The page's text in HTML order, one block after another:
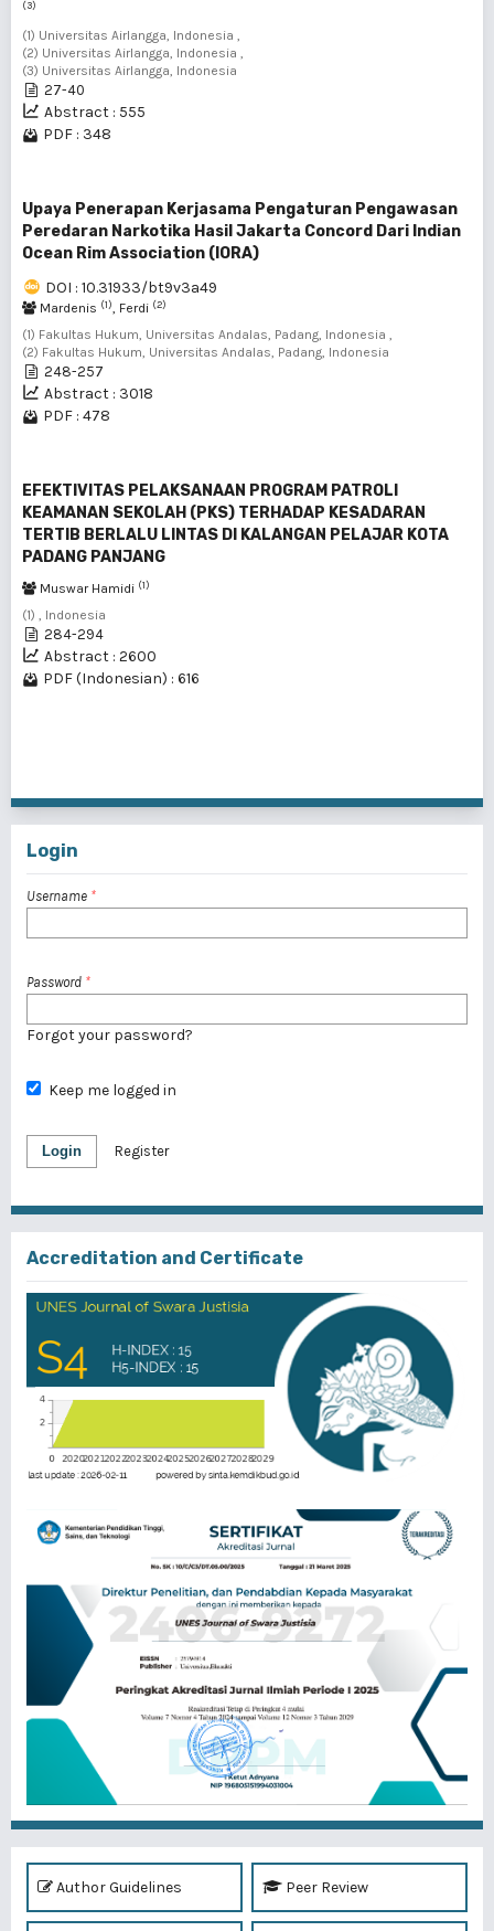
(3)
(1) Universitas Airlangga, Indonesia ,
(2) Universitas Airlangga, Indonesia ,
(3) Universitas Airlangga, Indonesia
27-40
Abstract : 555
PDF : 348
Upaya Penerapan Kerjasama Pengaturan Pengawasan
Peredaran Narkotika Hasil Jakarta Concord Dari Indian
Ocean Rim Association (IORA)
DOI : 10.31933/bt9v3a49
Mardenis (1), Ferdi (2)
(1) Fakultas Hukum, Universitas Andalas, Padang, Indonesia ,
(2) Fakultas Hukum, Universitas Andalas, Padang, Indonesia
248-257
Abstract : 3018
PDF : 478
EFEKTIVITAS PELAKSANAAN PROGRAM PATROLI
KEAMANAN SEKOLAH (PKS) TERHADAP KESADARAN
TERTIB BERLALU LINTAS DI KALANGAN PELAJAR KOTA
PADANG PANJANG
Muswar Hamidi (1)
(1) , Indonesia
284-294
Abstract : 2600
PDF (Indonesian) : 616
Login
Username *
Password *
Forgot your password?
Keep me logged in
Login Register
Accreditation and Certificate
Author Guidelines Peer Review